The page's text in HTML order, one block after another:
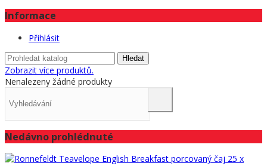
Informace
Přihlásit
Hledat
Zobrazit více produktů.
Nenalezeny žádné produkty
Nedávno prohlédnuté